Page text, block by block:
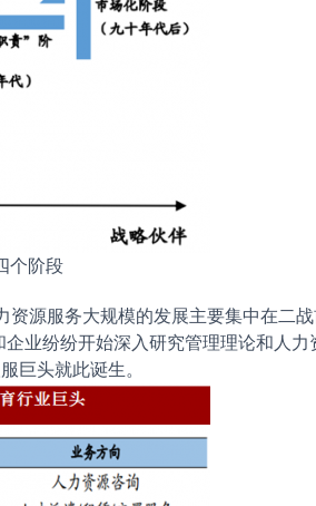
个阶段
源服务大规模的发展主要集中在二
业纷纷开始深入研究管理理论和人力
巨头就此诞生。